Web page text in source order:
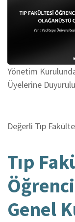
Yönetim
Üyelerine
Değerli Tıp
Tıp
Genel